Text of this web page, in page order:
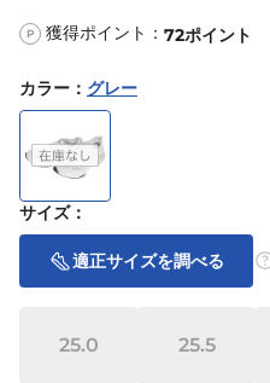
P 獲得ポイント： 72ポイント
カラー ： グレー
サイズ：
適正サイズを調べる
25.0 25.5